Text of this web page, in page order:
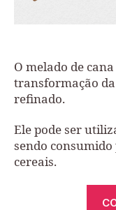
O melado de
transformação
refinado.
Ele pode ser
sendo
cereais.